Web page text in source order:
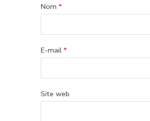
Nom *
E-mail *
Site web